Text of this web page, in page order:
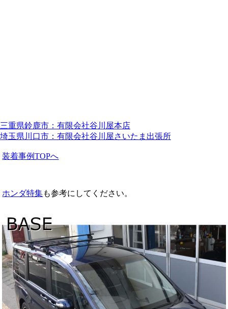
三重県鈴鹿市：有限会社谷川屋本店
埼玉県川口市：有限会社谷川屋さいたま出張所
装着事例TOPへ
ホンダ特集も参考にしてください。